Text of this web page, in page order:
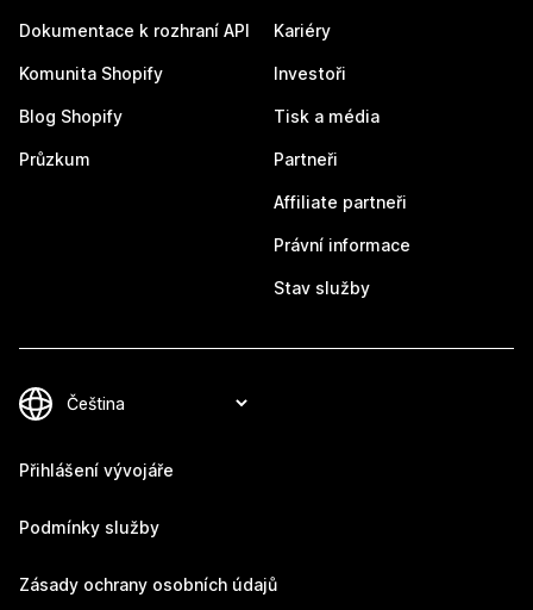
Dokumentace k rozhraní API
Komunita Shopify
Blog Shopify
Průzkum
Kariéry
Investoři
Tisk a média
Partneři
Affiliate partneři
Právní informace
Stav služby
Přihlášení vývojáře
Podmínky služby
Zásady ochrany osobních údajů